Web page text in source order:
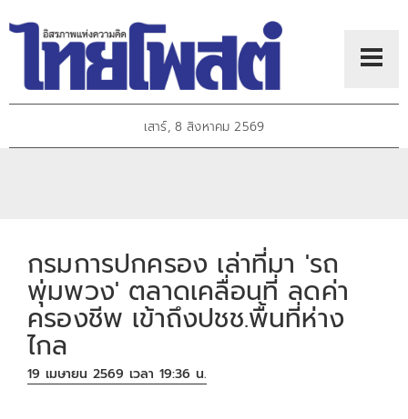
เสาร์, 8 สิงหาคม 2569
กรมการปกครอง เล่าที่มา 'รถ
พุ่มพวง' ตลาดเคลื่อนที่ ลดค่า
ครองชีพ เข้าถึงปชช.พื้นที่ห่าง
ไกล
19 เมษายน 2569 เวลา 19:36 น.